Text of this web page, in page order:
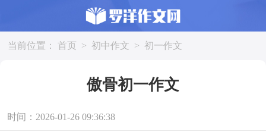
当前位置： 首页 > 初中作文 > 初一作文
傲骨初一作文
时间：2026-01-26 09:36:38